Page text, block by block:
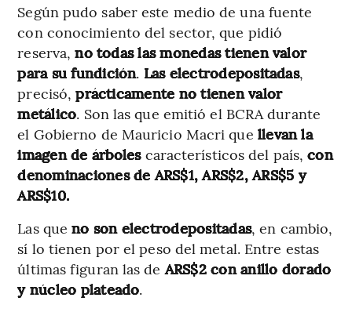
Según pudo saber este medio de una fuente
con conocimiento del sector, que pidió
reserva,no todas las monedas tienen valor
para su fundición. Las electrodepositadas,
precisó,prácticamente no tienen valor
metálico. Son las que emitió el BCRA durante
el Gobierno de Mauricio Macri que llevan la
imagen de árbolescaracterísticos del país,con
denominaciones de ARS$1, ARS$2, ARS$5 y
ARS$10.
Las queno son electrodepositadas, en cambio,
sí lo tienen por el peso del metal. Entre estas
últimas figuran las deARS$2 con anillo dorado
y núcleo plateado.